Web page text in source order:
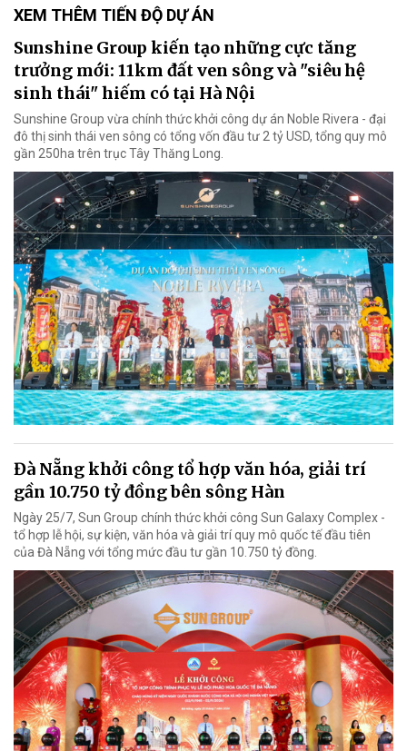
XEM THÊM TIẾN ĐỘ DỰ ÁN
Sunshine Group kiến tạo những cực tăng
trưởng mới: 11km đất ven sông và "siêu hệ
sinh thái" hiếm có tại Hà Nội
Sunshine Group vừa chính thức khởi công dự án Noble Rivera - đại
đô thị sinh thái ven sông có tổng vốn đầu tư 2 tỷ USD, tổng quy mô
gần 250ha trên trục Tây Thăng Long.
Đà Nẵng khởi công tổ hợp văn hóa, giải trí
gần 10.750 tỷ đồng bên sông Hàn
Ngày 25/7, Sun Group chính thức khởi công Sun Galaxy Complex -
tổ hợp lễ hội, sự kiện, văn hóa và giải trí quy mô quốc tế đầu tiên
của Đà Nẵng với tổng mức đầu tư gần 10.750 tỷ đồng.